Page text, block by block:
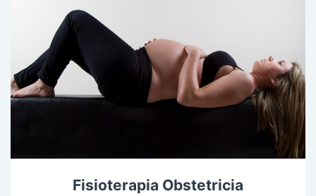
Fisioterapia Obstetricia